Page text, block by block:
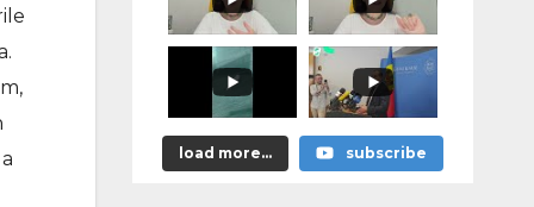
load more... subscribe